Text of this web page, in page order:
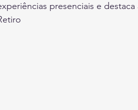
presenciais e